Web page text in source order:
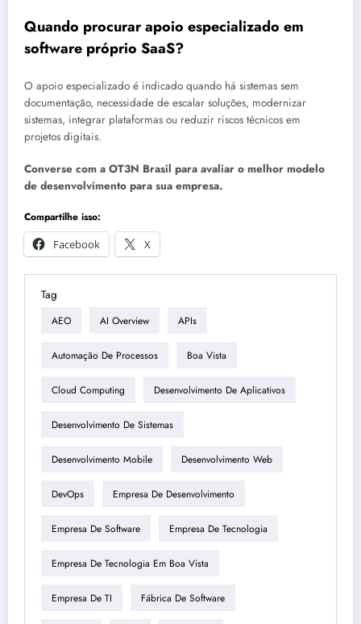
Quando procurar apoio especializado em
software próprio SaaS?
O apoio especializado é indicado quando há sistemas sem
documentação, necessidade de escalar soluções, modernizar
sistemas, integrar plataformas ou reduzir riscos técnicos em
projetos digitais.
Converse com a OT3N Brasil para avaliar o melhor modelo
de desenvolvimento para sua empresa.
Compartilhe isso:
Facebook
X
Tag
AEO AI Overview APIs
Automação De Processos Boa Vista
Cloud Computing Desenvolvimento De Aplicativos
Desenvolvimento De Sistemas
Desenvolvimento Mobile Desenvolvimento Web
DevOps Empresa De Desenvolvimento
Empresa De Software Empresa De Tecnologia
Empresa De Tecnologia Em Boa Vista
Empresa De TI Fábrica De Software